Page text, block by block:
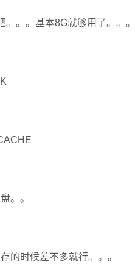
。。。基本8G就够用了。。。
。。
的时候差不多就行。。。